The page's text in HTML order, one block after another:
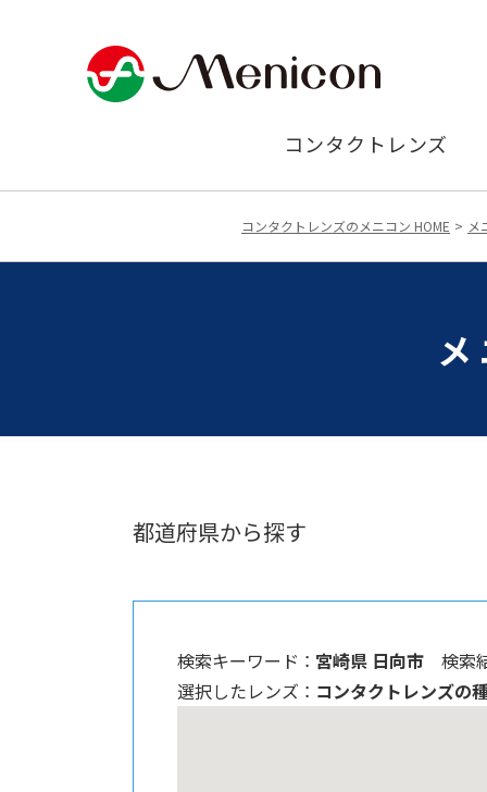
コンタクトレンズ
コンタクトレンズのメニコン HOME メ
都道府県から探す
検索キーワード ： 宮崎県 日向市
検索
選択したレンズ ： コンタクトレンズの